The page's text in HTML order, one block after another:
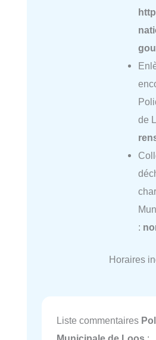
de
:
Horaires
Liste commentaires